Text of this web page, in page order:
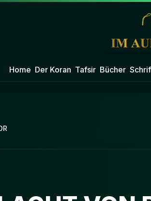
Home Der Koran Tafsir Bücher